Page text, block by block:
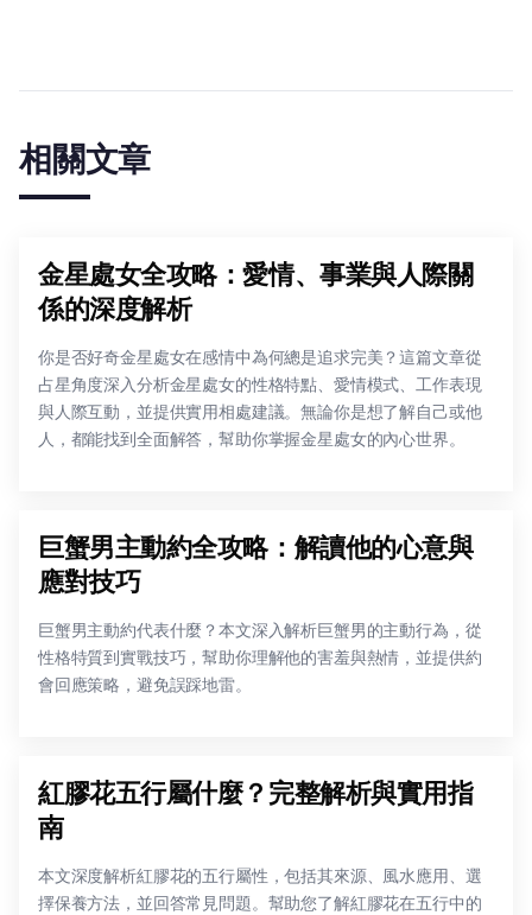
相關文章
金星處女全攻略：愛情、事業與人際關
係的深度解析
你是否好奇金星處女在感情中為何總是追求完美？這篇文章從
占星角度深入分析金星處女的性格特點、愛情模式、工作表現
與人際互動，並提供實用相處建議。無論你是想了解自己或他
人，都能找到全面解答，幫助你掌握金星處女的內心世界。
巨蟹男主動約全攻略：解讀他的心意與
應對技巧
巨蟹男主動約代表什麼？本文深入解析巨蟹男的主動行為，從
性格特質到實戰技巧，幫助你理解他的害羞與熱情，並提供約
會回應策略，避免誤踩地雷。
紅膠花五行屬什麼？完整解析與實用指
南
本文深度解析紅膠花的五行屬性，包括其來源、風水應用、選
擇保養方法，並回答常見問題。幫助您了解紅膠花在五行中的